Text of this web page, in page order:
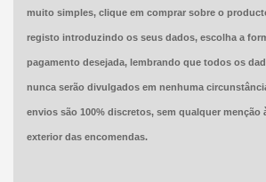
muito simples, clique em comprar sobre o
registo introduzindo os seus dados, escolha a
pagamento desejada, lembrando que todos os
nunca serão divulgados em nenhuma
envios são 100% discretos, sem qualquer menção
exterior das encomendas.